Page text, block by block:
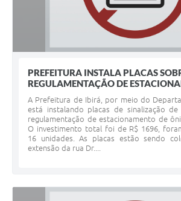
PREFEITURA INSTALA PLACAS
REGULAMENTAÇÃO DE
A Prefeitura de Ibirá, por meio do
está instalando placas de sinalização
regulamentação de estacionamento de
O investimento total foi de R$ 1696,
16 unidades. As placas estão sendo
extensão da rua Dr....